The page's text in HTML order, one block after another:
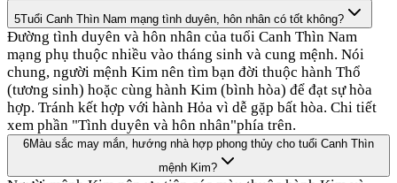
5Tuổi Canh Thìn Nam mạng tình duyên, hôn nhân có tốt không?
Đường tình duyên và hôn nhân của tuổi Canh Thìn Nam
mạng phụ thuộc nhiều vào tháng sinh và cung mệnh. Nói
chung, người mệnh Kim nên tìm bạn đời thuộc hành Thổ
(tương sinh) hoặc cùng hành Kim (bình hòa) để đạt sự hòa
hợp. Tránh kết hợp với hành Hỏa vì dễ gặp bất hòa. Chi tiết
xem phần "Tình duyên và hôn nhân"phía trên.
6Màu sắc may mắn, hướng nhà hợp phong thủy cho tuổi Canh Thìn
mệnh Kim?